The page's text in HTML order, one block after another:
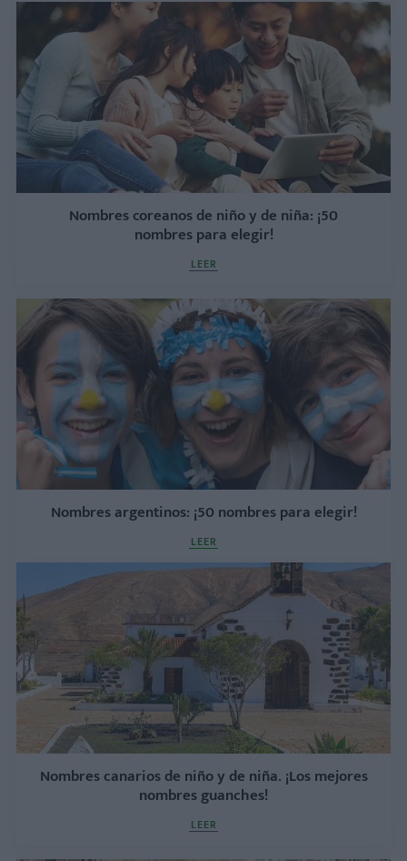
Nombres coreanos de niño y de niña: ¡50
nombres para elegir!
LEER
Nombres argentinos: ¡50 nombres para elegir!
LEER
Nombres canarios de niño y de niña. ¡Los mejores
nombres guanches!
LEER